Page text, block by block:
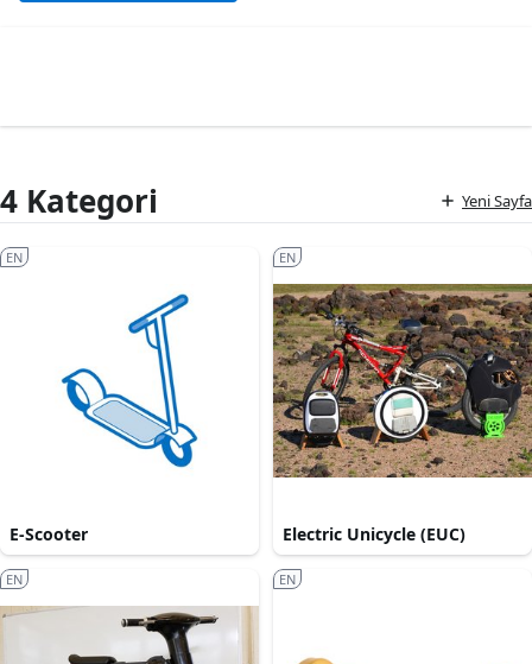
4 Kategori Yeni Sayfa
E-Scooter
EN
Electric Unicycle (EUC)
EN
EN EN